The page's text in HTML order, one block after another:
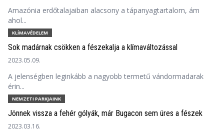
Amazónia erdőtalajaiban alacsony a tápanyagtartalom, ám
ahol...
KLÍMAVÉDELEM
Sok madárnak csökken a fészekalja a klímaváltozással
2023.05.09.
A jelenségben leginkább a nagyobb termetű vándormadarak
érin...
NEMZETI PARKJAINK
Jönnek vissza a fehér gólyák, már Bugacon sem üres a fészek
2023.03.16.